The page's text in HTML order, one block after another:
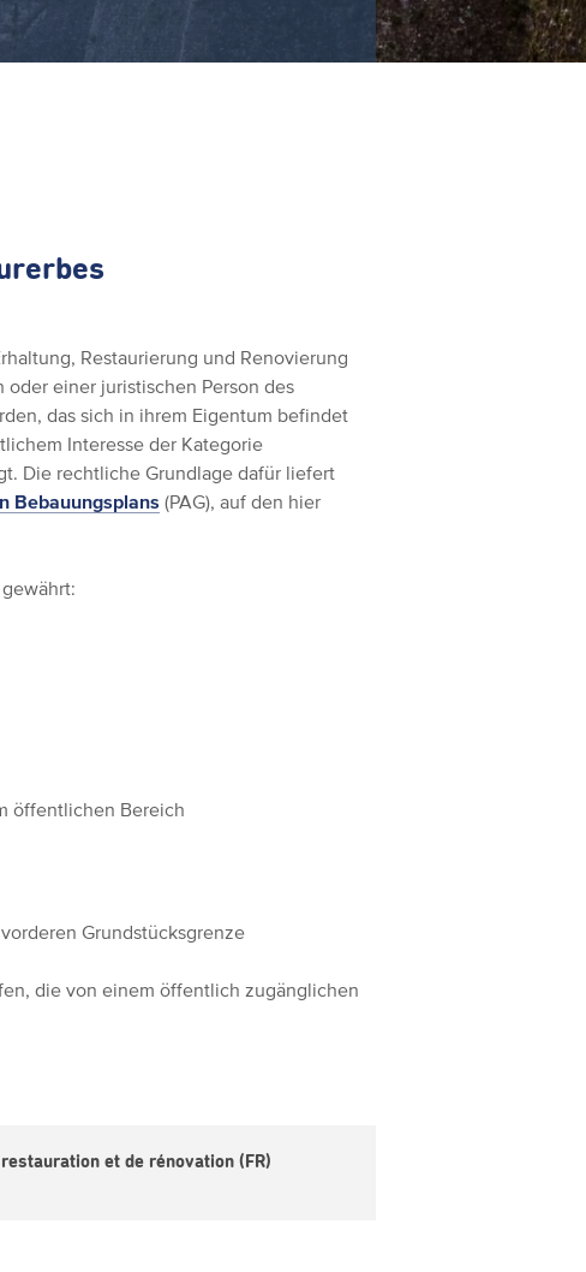
Restaurierung und Renovierung
einer juristischen Person des
das sich in ihrem Eigentum befindet
Interesse der Kategorie
Die rechtliche Grundlage dafür liefert
Bebauungsplans (PAG), auf den hier
öffentlichen Bereich
Grundstücksgrenze
die von einem öffentlich zugänglichen
et de rénovation (FR)